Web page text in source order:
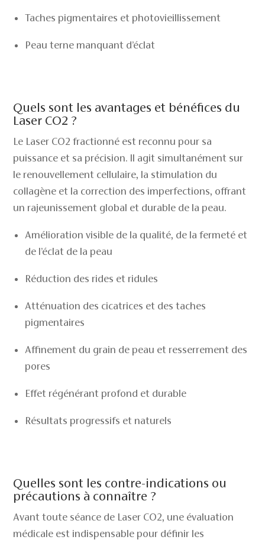
Taches pigmentaires et photovieillissement
Peau terne manquant d’éclat
Quels sont les avantages et bénéfices du
Laser CO2 ?
Le Laser CO2 fractionné est reconnu pour sa
puissance et sa précision. Il agit simultanément sur
le renouvellement cellulaire, la stimulation du
collagène et la correction des imperfections, offrant
un rajeunissement global et durable de la peau.
Amélioration visible de la qualité, de la fermeté et
de l’éclat de la peau
Réduction des rides et ridules
Atténuation des cicatrices et des taches
pigmentaires
Affinement du grain de peau et resserrement des
pores
Effet régénérant profond et durable
Résultats progressifs et naturels
Quelles sont les contre-indications ou
précautions à connaître ?
Avant toute séance de Laser CO2, une évaluation
médicale est indispensable pour définir les